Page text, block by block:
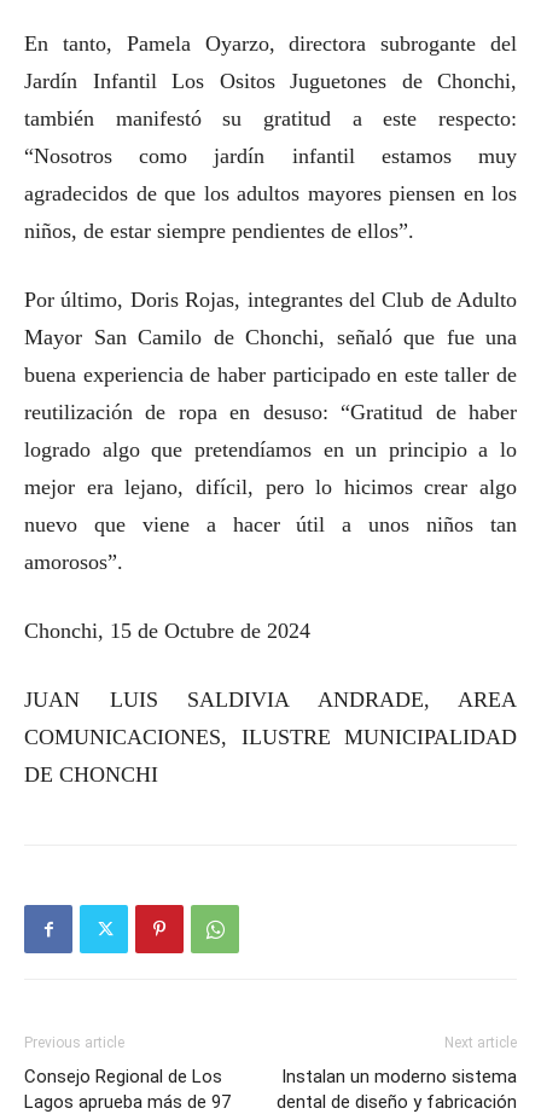
En tanto, Pamela Oyarzo, directora subrogante del
Jardín Infantil Los Ositos Juguetones de Chonchi,
también manifestó su gratitud a este respecto:
“Nosotros como jardín infantil estamos muy
agradecidos de que los adultos mayores piensen en los
niños, de estar siempre pendientes de ellos”.
Por último, Doris Rojas, integrantes del Club de Adulto
Mayor San Camilo de Chonchi, señaló que fue una
buena experiencia de haber participado en este taller de
reutilización de ropa en desuso: “Gratitud de haber
logrado algo que pretendíamos en un principio a lo
mejor era lejano, difícil, pero lo hicimos crear algo
nuevo que viene a hacer útil a unos niños tan
amorosos”.
Chonchi, 15 de Octubre de 2024
JUAN LUIS SALDIVIA ANDRADE, AREA
COMUNICACIONES, ILUSTRE MUNICIPALIDAD
DE CHONCHI
Previous article
Consejo Regional de Los
Lagos aprueba más de 97
Next article
Instalan un moderno sistema
dental de diseño y fabricación